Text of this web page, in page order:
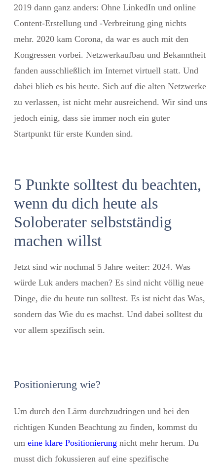
2019 dann ganz anders: Ohne LinkedIn und online
Content-Erstellung und -Verbreitung ging nichts
mehr. 2020 kam Corona, da war es auch mit den
Kongressen vorbei. Netzwerkaufbau und Bekanntheit
fanden ausschließlich im Internet virtuell statt. Und
dabei blieb es bis heute. Sich auf die alten Netzwerke
zu verlassen, ist nicht mehr ausreichend. Wir sind uns
jedoch einig, dass sie immer noch ein guter
Startpunkt für erste Kunden sind.
5 Punkte solltest du beachten,
wenn du dich heute als
Soloberater selbstständig
machen willst
Jetzt sind wir nochmal 5 Jahre weiter: 2024. Was
würde Luk anders machen? Es sind nicht völlig neue
Dinge, die du heute tun solltest. Es ist nicht das Was,
sondern das Wie du es machst. Und dabei solltest du
vor allem spezifisch sein.
Positionierung wie?
Um durch den Lärm durchzudringen und bei den
richtigen Kunden Beachtung zu finden, kommst du
um eine klare Positionierung nicht mehr herum. Du
musst dich fokussieren auf eine spezifische